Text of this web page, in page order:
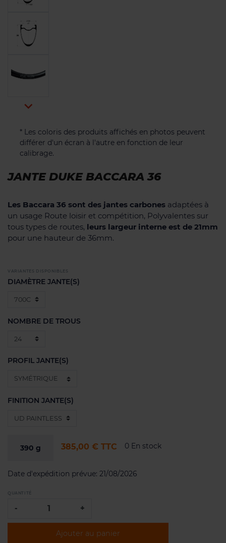

* Les coloris des produits affichés en photos peuvent
différer d'un écran à l'autre en fonction de leur
calibrage.
JANTE DUKE BACCARA 36
Les Baccara 36 sont des jantes carbones adaptées à
un usage Route loisir et compétition, Polyvalentes sur
tous types de routes, leurs largeur interne est de 21mm
pour une hauteur de 36mm.
VARIANTES DISPONIBLES
DIAMÈTRE JANTE(S)
NOMBRE DE TROUS
PROFIL JANTE(S)
FINITION JANTE(S)
390 g 385,00 € TTC 0 En stock
Date d'expédition prévue: 21/08/2026
QUANTITÉ
- +
Ajouter au panier